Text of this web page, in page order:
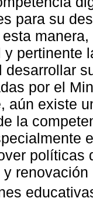
para su
y pertinente
desarrollar
por el
aún existe
la
políticas